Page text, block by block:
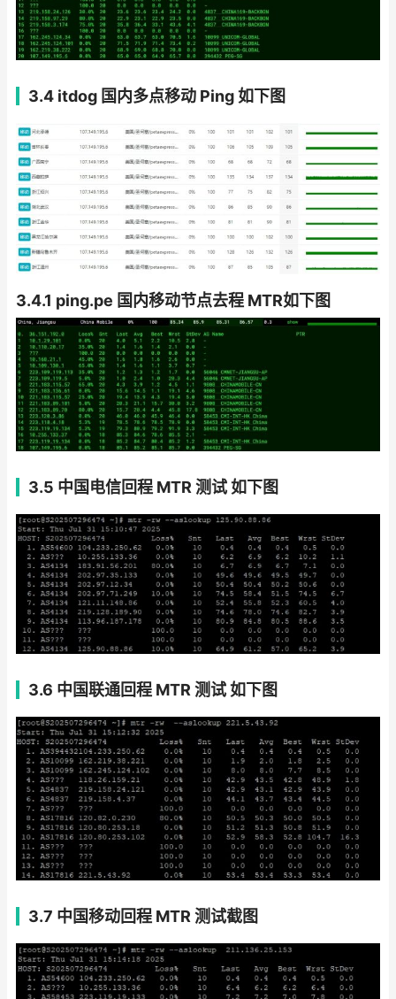
3.4 itdog 国内多点移动 Ping 如下图
3.4.1 ping.pe 国内移动节点去程 MTR如下图
3.5 中国电信回程 MTR 测试 如下图
3.6 中国联通回程 MTR 测试 如下图
3.7 中国移动回程 MTR 测试截图